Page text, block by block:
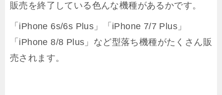
販売を終了している色んな機種があるかです。
「iPhone 6s/6s Plus」「iPhone 7/7 Plus」
「iPhone 8/8 Plus」など型落ち機種がたくさん販
売されます。